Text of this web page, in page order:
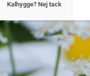
Kalhygge? Nej tack